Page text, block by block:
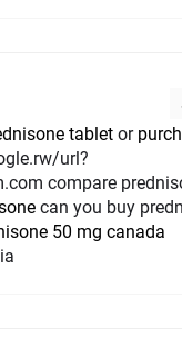
tablet or
compare
can you buy
50 mg canada